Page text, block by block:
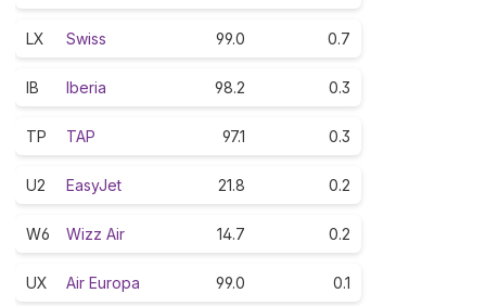
LX Swiss 99.0 0.7
IB Iberia 98.2 0.3
TP TAP 97.1 0.3
U2 EasyJet 21.8 0.2
W6 Wizz Air 14.7 0.2
UX Air Europa 99.0 0.1